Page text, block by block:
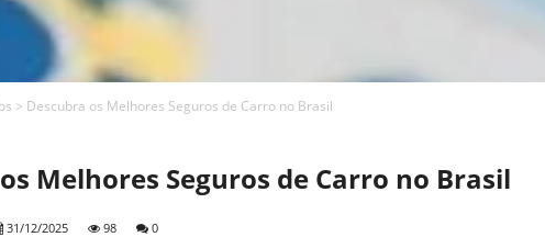
> Descubra os Melhores Seguros de Carro no Brasil
Melhores Seguros de Carro no Brasil
31/12/2025 98 0